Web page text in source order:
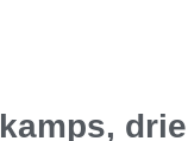
drie